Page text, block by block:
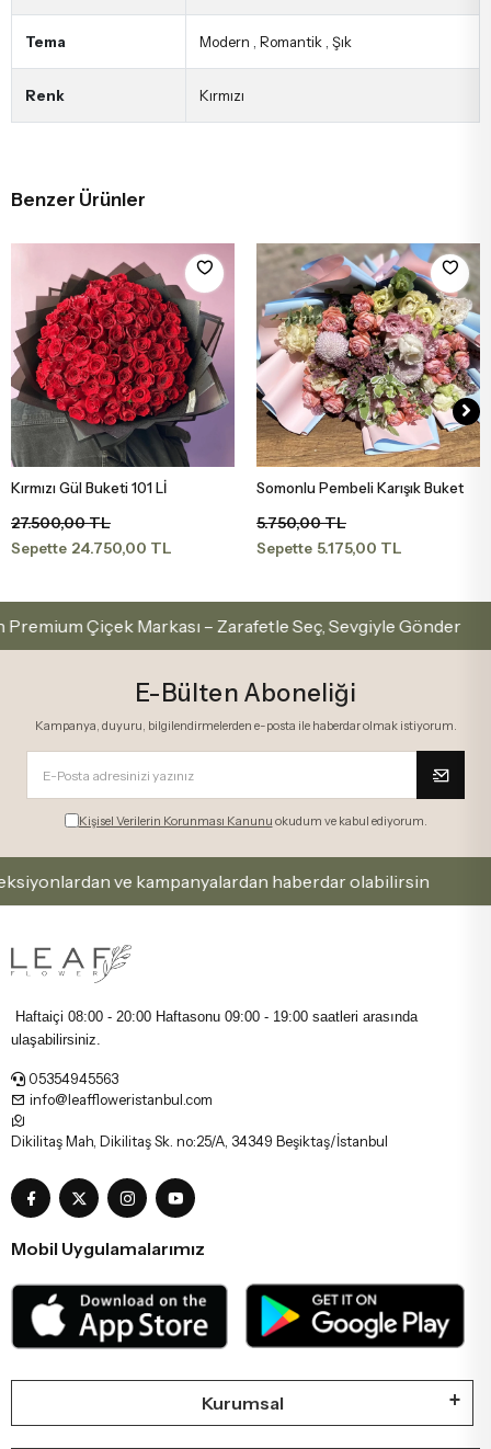
Tema Modern Romantik Şık
Renk Kırmızı
Benzer Ürünler
Sepete Ekle
Kırmızı Gül Buketi 101 Lİ
27.500,00 TL
Sepette 24.750,00 TL
Sepete Ekle
Somonlu Pembeli Karışık Buket
5.750,00 TL
Sepette 5.175,00 TL
Çiçek Markası – Zarafetle Seç, Sevgiyle Gönder
E-Bülten Aboneliği
Kampanya, duyuru, bilgilendirmelerden e-posta ile haberdar olmak istiyorum.
Kişisel Verilerin Korunması Kanunu okudum ve kabul ediyorum.
ve kampanyalardan haberdar olabilirsin
Haftaiçi 08:00 - 20:00 Haftasonu 09:00 - 19:00 saatleri arasında
ulaşabilirsiniz.
05354945563
info@leaffloweristanbul.com
Dikilitaş Mah, Dikilitaş Sk. no:25/A, 34349 Beşiktaş/İstanbul
Mobil Uygulamalarımız
Kurumsal